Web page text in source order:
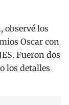
observé los
Oscar con
Fueron dos
los detalles